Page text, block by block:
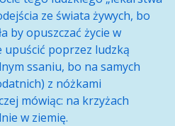
ze świata żywych, bo
by opuszczać życie w
upuścić poprzez ludzką
ssaniu, bo na samych
z nóżkami
mówiąc: na krzyżach
w ziemię.